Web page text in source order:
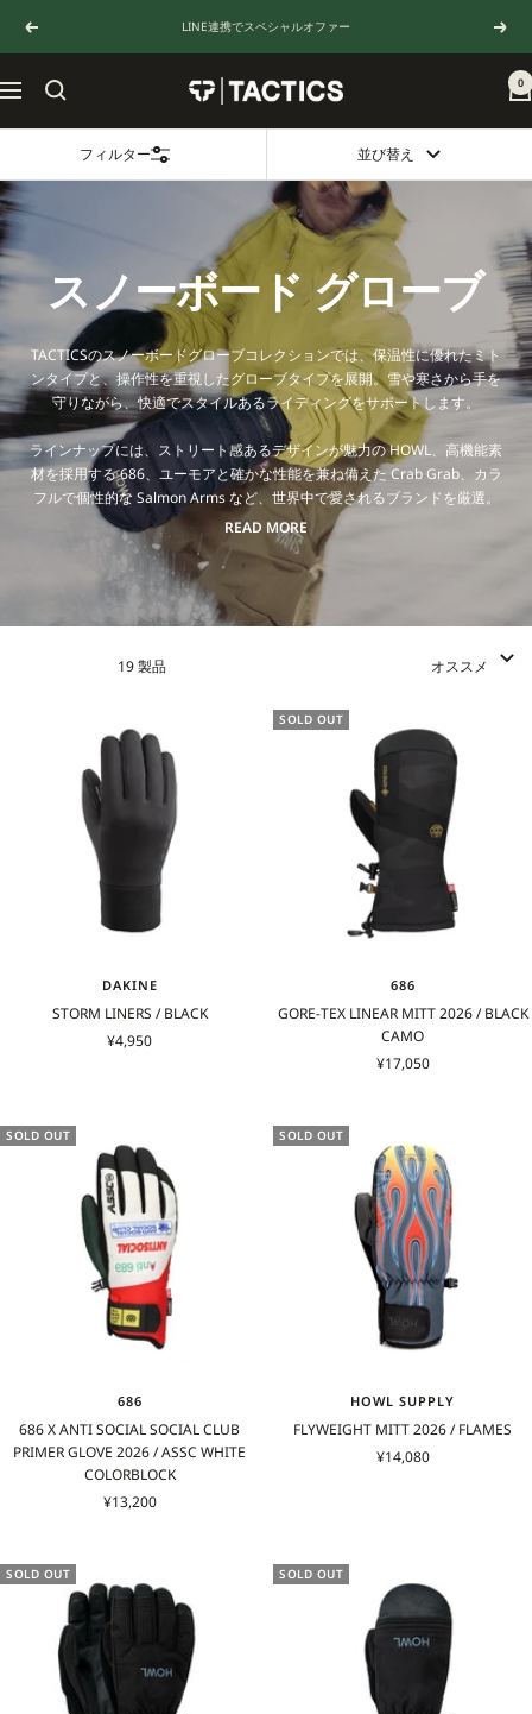
テ
ン
ツ
へ
キ
ッ
プ
戻
る
LINE連携でスペシャルオファー
次
へ
ナ
シ
ョ
ン
TACTICS
JAPAN
0
フィルター 並び替え
スノーボード グローブ
TACTICSのスノーボードグローブコレクションでは、保温性に優れたミト
ンタイプと、操作性を重視したグローブタイプを展開。雪や寒さから手を
守りながら、快適でスタイルあるライディングをサポートします。
ラインナップには、ストリート感あるデザインが魅力の HOWL、高機能素
材を採用する 686、ユーモアと確かな性能を兼ね備えた Crab Grab、カラ
フルで個性的な Salmon Arms など、世界中で愛されるブランドを厳選。
防水性・透湿性・耐久性を備え、長時間のライディングでも快適な着用感
を実現しています。
TACTICSなら、自分のスタイルや好みに合わせて最適なスノーボードグロ
ーブを見つけることができます。
READ MORE
19 製品 オススメ
DAKINE
STORM LINERS / BLACK
セ
¥4,950
SOLD OUT
686
GORE-TEX LINEAR MITT 2026 / BLACK
CAMO
セ
格
¥17,050
SOLD OUT
686
686 X ANTI SOCIAL SOCIAL CLUB
PRIMER GLOVE 2026 / ASSC WHITE
COLORBLOCK
セ
格
¥13,200
SOLD OUT
HOWL SUPPLY
FLYWEIGHT MITT 2026 / FLAMES
セ
¥14,080
SOLD OUT SOLD OUT